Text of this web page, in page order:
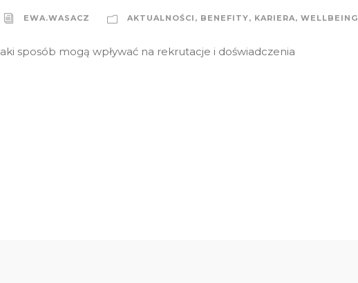
EWA.WASACZ AKTUALNOŚCI , BENEFITY, KARIERA, WELLBEING
sposób mogą wpływać na rekrutacje i doświadczenia